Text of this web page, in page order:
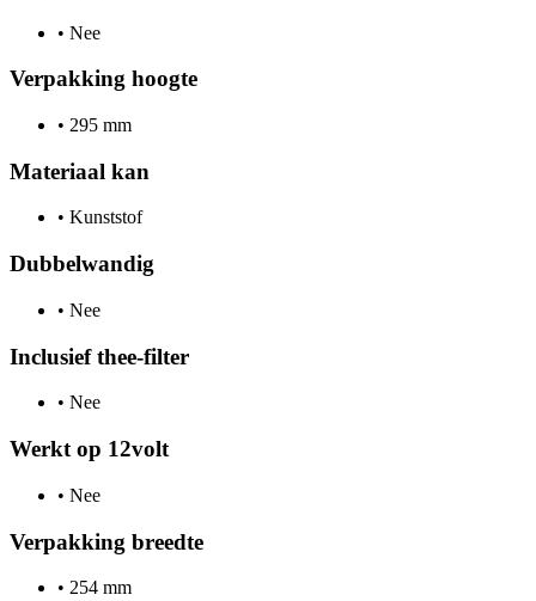
• Nee
Verpakking hoogte
• 295 mm
Materiaal kan
• Kunststof
Dubbelwandig
• Nee
Inclusief thee-filter
• Nee
Werkt op 12volt
• Nee
Verpakking breedte
• 254 mm